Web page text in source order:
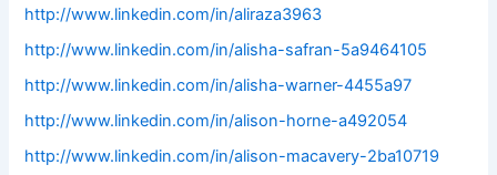
http://www.linkedin.com/in/aliraza3963
http://www.linkedin.com/in/alisha-safran-5a9464105
http://www.linkedin.com/in/alisha-warner-4455a97
http://www.linkedin.com/in/alison-horne-a492054
http://www.linkedin.com/in/alison-macavery-2ba10719